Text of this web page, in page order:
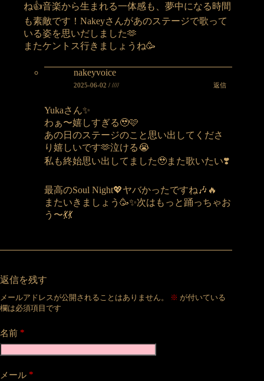
ね👍音楽から生まれる一体感も、夢中になる時間
も素敵です！Nakeyさんがあのステージで歌って
いる姿を思いだしました🫶
またケントス行きましょうね🥳
nakeyvoice
2025-06-02 / //// 返信
Yukaさん✨
わぁ〜嬉しすぎる🥹🩷
あの日のステージのこと思い出してくださ
り嬉しいです🫶泣ける😭
私も終始思い出してました🥹また歌いたい❣️
最高のSoul Night💖ヤバかったですね🎶🔥
またいきましょう🥳✨次はもっと踊っちゃお
う〜💃💃
返信を残す
メールアドレスが公開されることはありません。 ※ が付いている
欄は必須項目です
名前 *
メール *